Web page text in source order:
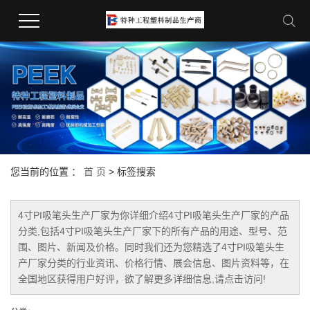
您当前的位置 ： 首 页 > 标签搜索
4寸PI吸笔头生产厂家为你详细介绍4寸PI吸笔头生产厂家的产品
分类,包括4寸PI吸笔头生产厂家下的所有产品的用途、型号、范
围、图片、新闻及价格。同时我们还为您精选了4寸PI吸笔头生
产厂家分类的行业资讯、价格行情、展会信息、图片资料等，在
全国地区获得用户好评，欲了解更多详细信息,请点击访问!